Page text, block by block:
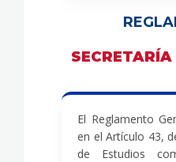
El Reglamento
en el Artículo 43,
de Estudios